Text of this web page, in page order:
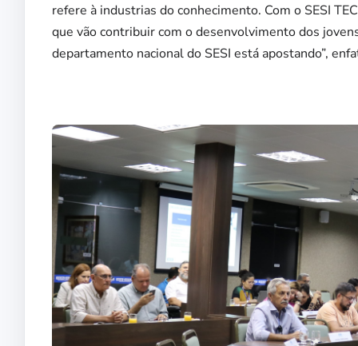
refere à industrias do conhecimento. Com o SESI
que vão contribuir com o desenvolvimento dos
departamento nacional do SESI está apostando”,